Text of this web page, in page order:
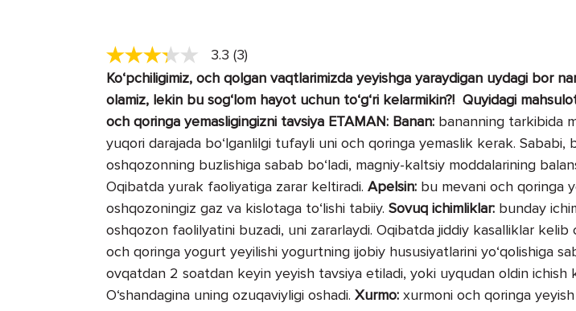
3.3 (3)
Ko‘pchiligimiz, och qolgan vaqtlarimizda yeyishga yaraydigan uydagi bor
olamiz, lekin bu sog‘lom hayot uchun to‘g‘ri kelarmikin?! Quyidagi
och qoringa yemasligingizni tavsiya ETAMAN: Banan: bananning tarkibida
yuqori darajada bo‘lganlilgi tufayli uni och qoringa yemaslik kerak. Sababi,
oshqozonning buzlishiga sabab bo‘ladi, magniy-kaltsiy moddalarining
Oqibatda yurak faoliyatiga zarar keltiradi. Apelsin: bu mevani och qoringa
oshqozoningiz gaz va kislotaga to‘lishi tabiiy. Sovuq ichimliklar: bunday
oshqozon faolilyatini buzadi, uni zararlaydi. Oqibatda jiddiy kasalliklar kelib
och qoringa yogurt yeyilishi yogurtning ijobiy hususiyatlarini yo‘qolishiga
ovqatdan 2 soatdan keyin yeyish tavsiya etiladi, yoki uyqudan oldin ichish
O‘shandagina uning ozuqaviyligi oshadi. Xurmo: xurmoni och qoringa